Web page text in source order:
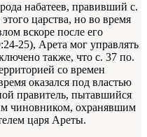
набатеев, правивший с.
царства, но во время
вскоре после его
25), Арета мог управлять
также, что с. 37 по.
со времен
оказался под властью
правитель, пытавшийся
чиновником, охранявшим
царя Ареты.